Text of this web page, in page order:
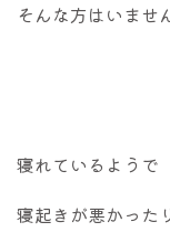
そんな方はいませ
寝れているようで
寝起きが悪かったり